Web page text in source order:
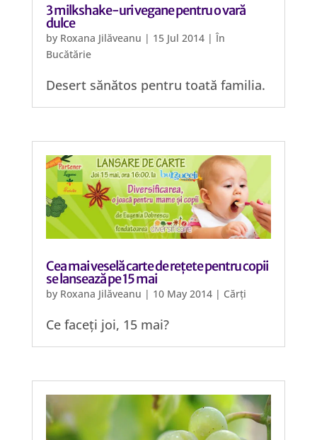
3 milkshake-uri vegane pentru o vară
dulce
by Roxana Jilăveanu | 15 Jul 2014| În
Bucătărie
Desert sănătos pentru toată familia.
Cea mai veselă carte de rețete pentru copii
se lansează pe 15 mai
by Roxana Jilăveanu | 10 May 2014| Cărți
Ce faceți joi, 15 mai?